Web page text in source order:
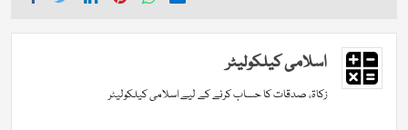
اسلامی کیلکولیٹر
زکاۃ، صدقات کا حساب کرنے کے لیے اسلامی کیلکولیٹر